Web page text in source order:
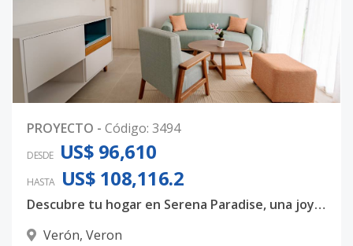
PROYECTO - Código: 3494
DESDE US$ 96,610
HASTA US$ 108,116.2
Descubre tu hogar en Serena Paradise, una joya inmobiliaria en Punta Cana
Verón, Veron